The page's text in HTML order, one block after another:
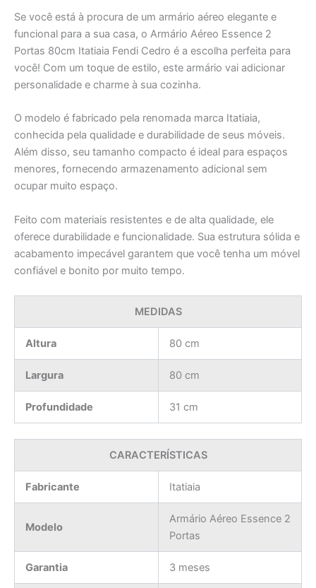
Se você está à procura de um armário aéreo elegante e
funcional para a sua casa, o Armário Aéreo Essence 2
Portas 80cm Itatiaia Fendi Cedro é a escolha perfeita para
você! Com um toque de estilo, este armário vai adicionar
personalidade e charme à sua cozinha.
O modelo é fabricado pela renomada marca Itatiaia,
conhecida pela qualidade e durabilidade de seus móveis.
Além disso, seu tamanho compacto é ideal para espaços
menores, fornecendo armazenamento adicional sem
ocupar muito espaço.
Feito com materiais resistentes e de alta qualidade, ele
oferece durabilidade e funcionalidade. Sua estrutura sólida e
acabamento impecável garantem que você tenha um móvel
confiável e bonito por muito tempo.
MEDIDAS
Altura 80 cm
Largura 80 cm
Profundidade 31 cm
CARACTERÍSTICAS
Fabricante Itatiaia
Modelo
Armário Aéreo Essence 2
Portas
Garantia 3 meses